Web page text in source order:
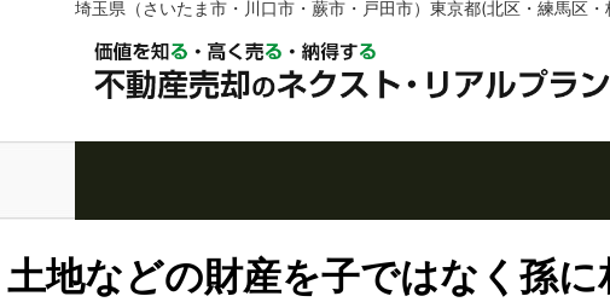
埼玉県（さいたま市・川口市・蕨市・戸田市）東京都(北区・練馬区
土地などの財産を子ではなく孫